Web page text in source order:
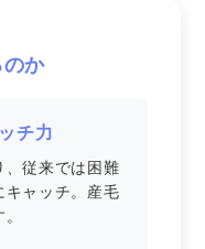
か
チ力
従来では困難
ャッチ。産毛